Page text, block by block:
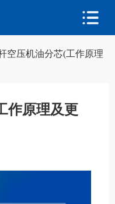
空压机油分芯(工作原理
作原理及更